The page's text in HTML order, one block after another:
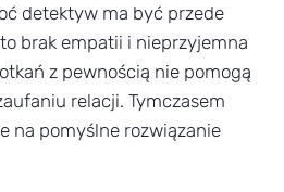
detektyw ma być przede
brak empatii i nieprzyjemna
z pewnością nie pomogą
relacji. Tymczasem
na pomyślne rozwiązanie